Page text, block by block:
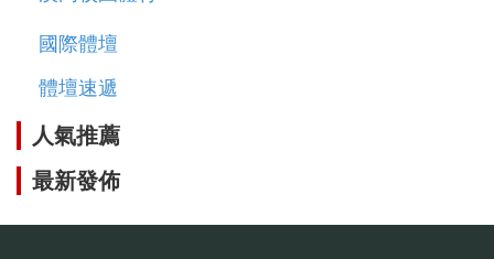
國際體壇
體壇速遞
人氣推薦
最新發佈